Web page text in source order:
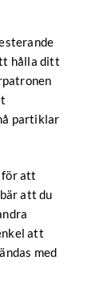
hålla ditt
partiklar
för att
att du
att
med